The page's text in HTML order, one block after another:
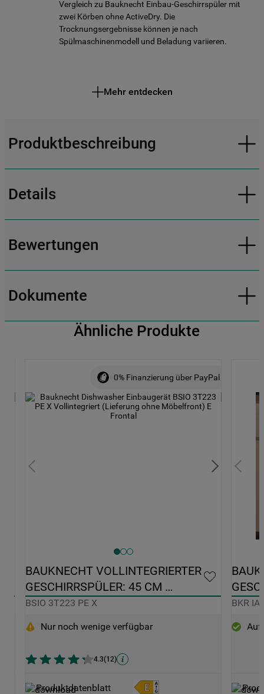
Vergleich zu Bauknecht Einbau-Geschirrspüler mit
zwei Körben ohne ActiveDry. Die
Trocknungsergebnisse können je nach
Spülmaschinenmodell und Beladung variieren.
Mehr entdecken
Produktbeschreibung
Details
Bewertungen
Dokumente
Ähnliche Produkte
0% Finanzierung über PayPal
BAUKNECHT VOLLINTEGRIERTER
GESCHIRRSPÜLER: 45 CM
KOMPAKTGERÄT - BSIO 3T223 PE X
BSIO 3T223 PE X
Nur noch wenige verfügbar
4.3(12)
Produktdatenblatt
BKR
Auf